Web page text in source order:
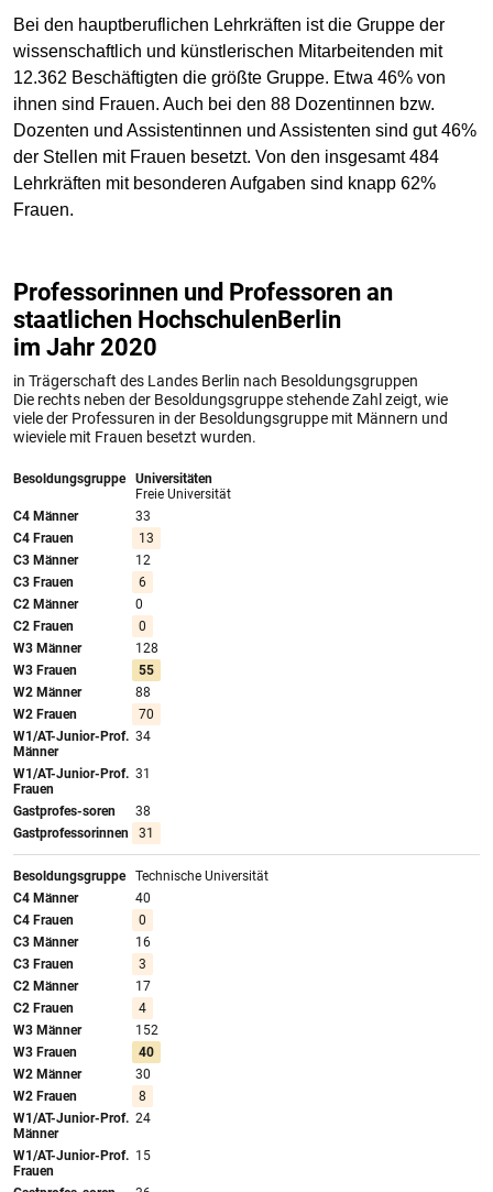
Bei den hauptberuflichen Lehrkräften ist die Gruppe der
wissenschaftlich und künstlerischen Mitarbeitenden mit
12.362 Beschäftigten die größte Gruppe. Etwa 46% von
ihnen sind Frauen. Auch bei den 88 Dozentinnen bzw.
Dozenten und Assistentinnen und Assistenten sind gut 46%
der Stellen mit Frauen besetzt. Von den insgesamt 484
Lehrkräften mit besonderen Aufgaben sind knapp 62%
Frauen.